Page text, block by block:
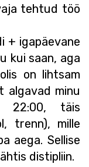
tehtud töö
+ igapäevane
kui saan, aga
on lihtsam
algavad minu
22:00, täis
trenn), mille
aega. Sellise
distipliin.